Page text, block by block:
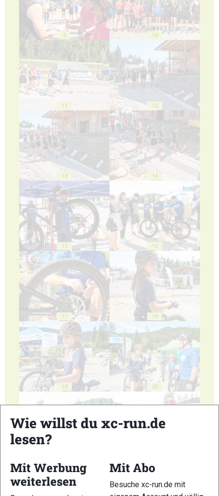
9 10
11 12
13 14
15 16
17 18
19 20
Wie willst du xc-run.de
lesen?
Mit Werbung
weiterlesen
Mit Abo
Besuche xc-run.de mit